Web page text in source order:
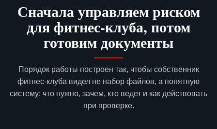
Сначала управляем риском
для фитнес-клуба, потом
готовим документы
Порядок работы построен так, чтобы собственник
фитнес-клуба видел не набор файлов, а понятную
систему: что нужно, зачем, кто ведет и как действовать
при проверке.